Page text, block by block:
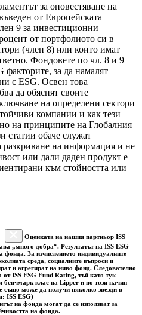
за оповестяване на
от Европейската
9 за инвестиционни
от портфолиото си в
(член 8) или които имат
Фондовете по чл. 8 и 9
факторите, за да намалят
с ESG. Освен това
да обяснят своите
на определени сектори
компании и как тези
на принципите на Глобалния
статии обаче служат
разкриване на информация и не
или дали даден продукт е
към стойността или
Оценката на нашия партньор ISS
„много добра“. Резултатът на ISS ESG
фонда. За изчислението индивидуалните
среда, социалните въпроси и
и агрегират на ниво фонд. Следователно
от ISS ESG Fund Rating, тъй като тук
бенчмарк клас на Lipper и по този начин
също може да получи няколко звезди в
ISS ESG)
на фонда могат да се използват за
на фонда.